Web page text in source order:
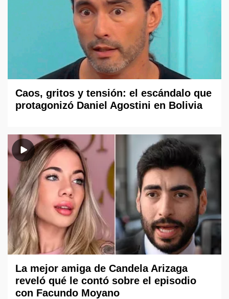
Caos, gritos y tensión: el escándalo que
protagonizó Daniel Agostini en Bolivia
La mejor amiga de Candela Arizaga
reveló qué le contó sobre el episodio
con Facundo Moyano